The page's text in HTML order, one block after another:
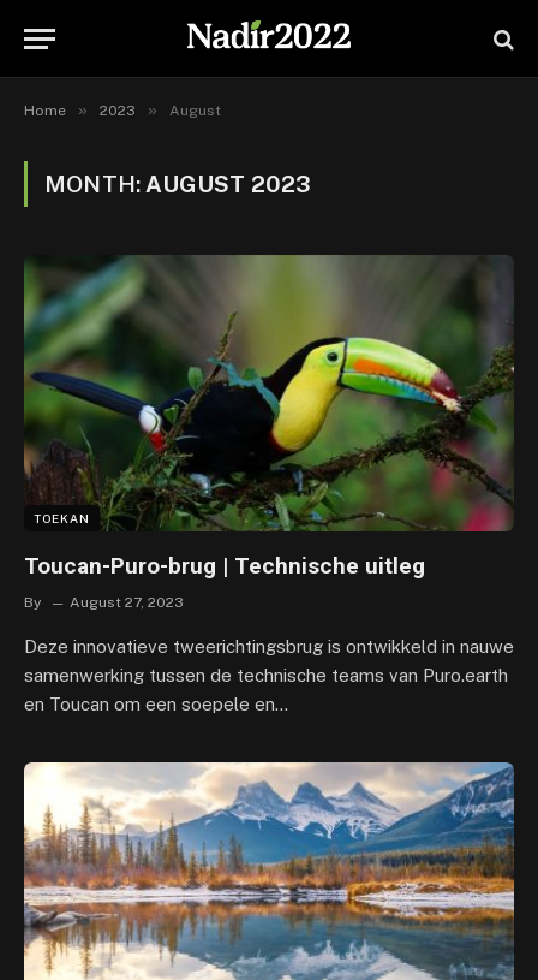
Home » 2023 » August
MONTH: AUGUST 2023
TOEKAN
Toucan-Puro-brug | Technische uitleg
By August 27, 2023
Deze innovatieve tweerichtingsbrug is ontwikkeld in nauwe
samenwerking tussen de technische teams van Puro.earth
en Toucan om een ​​soepele en…